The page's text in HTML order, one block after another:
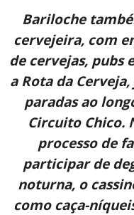
Bariloche
cervejeira, com
de cervejas, pubs
a Rota da
paradas ao
Circuito Chico.
processo de
participar de
noturna, o
como caça-